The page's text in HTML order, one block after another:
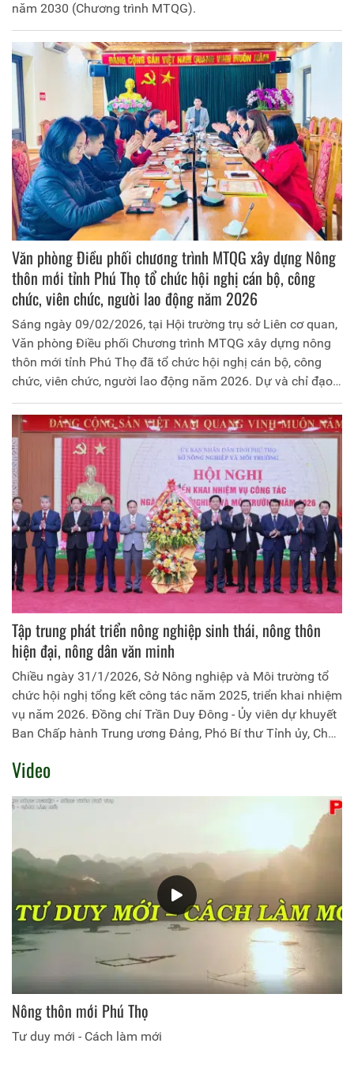
năm 2030 (Chương trình MTQG).
Văn phòng Điều phối chương trình MTQG xây dựng Nông
thôn mới tỉnh Phú Thọ tổ chức hội nghị cán bộ, công
chức, viên chức, người lao động năm 2026
Sáng ngày 09/02/2026, tại Hội trường trụ sở Liên cơ quan,
Văn phòng Điều phối Chương trình MTQG xây dựng nông
thôn mới tỉnh Phú Thọ đã tổ chức hội nghị cán bộ, công
chức, viên chức, người lao động năm 2026. Dự và chỉ đạo
hội nghị có đồng chí Nguyễn Nam Cường – Phó Chánh
Văn phòng chuyên trách, cùng toàn thể cán bộ, công chức,
viên chức, người lao động Văn phòng Điều phối chương
trình MTQG xây dựng nông thôn mới tỉnh.
Tập trung phát triển nông nghiệp sinh thái, nông thôn
hiện đại, nông dân văn minh
Chiều ngày 31/1/2026, Sở Nông nghiệp và Môi trường tổ
chức hội nghị tổng kết công tác năm 2025, triển khai nhiệm
vụ năm 2026. Đồng chí Trần Duy Đông - Ủy viên dự khuyết
Ban Chấp hành Trung ương Đảng, Phó Bí thư Tỉnh ủy, Chủ
Video
Nông thôn mới Phú Thọ
Tư duy mới - Cách làm mới